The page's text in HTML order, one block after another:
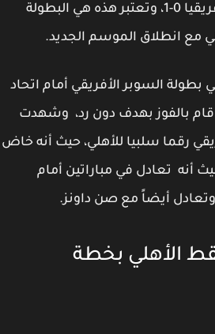
انتهى بفوز بطل جنوب أفريقيا 0-1، وتعتبر هذه هي البطولة
مع انطلاق الموسم الجديد.
السوبر الأفريقي أمام اتحاد
بالفوز بهدف دون رد، وشهدت
رقما سلبيا للأهلي، حيث أنه خاض
تعادل في مباراتين أمام
أيضاً مع صن داونز.
الأهلي بخطة